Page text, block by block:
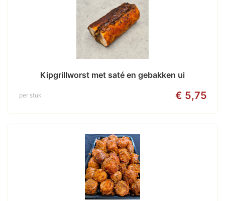
Kipgrillworst met saté en gebakken ui
€ 5,75
per stuk